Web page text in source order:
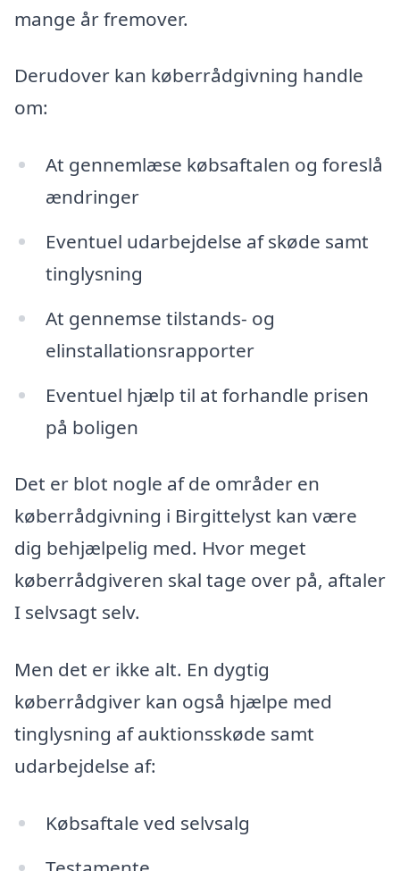
mange år fremover.
Derudover kan køberrådgivning handle
om:
At gennemlæse købsaftalen og foreslå
ændringer
Eventuel udarbejdelse af skøde samt
tinglysning
At gennemse tilstands- og
elinstallationsrapporter
Eventuel hjælp til at forhandle prisen
på boligen
Det er blot nogle af de områder en
køberrådgivning i Birgittelyst kan være
dig behjælpelig med. Hvor meget
køberrådgiveren skal tage over på, aftaler
I selvsagt selv.
Men det er ikke alt. En dygtig
køberrådgiver kan også hjælpe med
tinglysning af auktionsskøde samt
udarbejdelse af:
Købsaftale ved selvsalg